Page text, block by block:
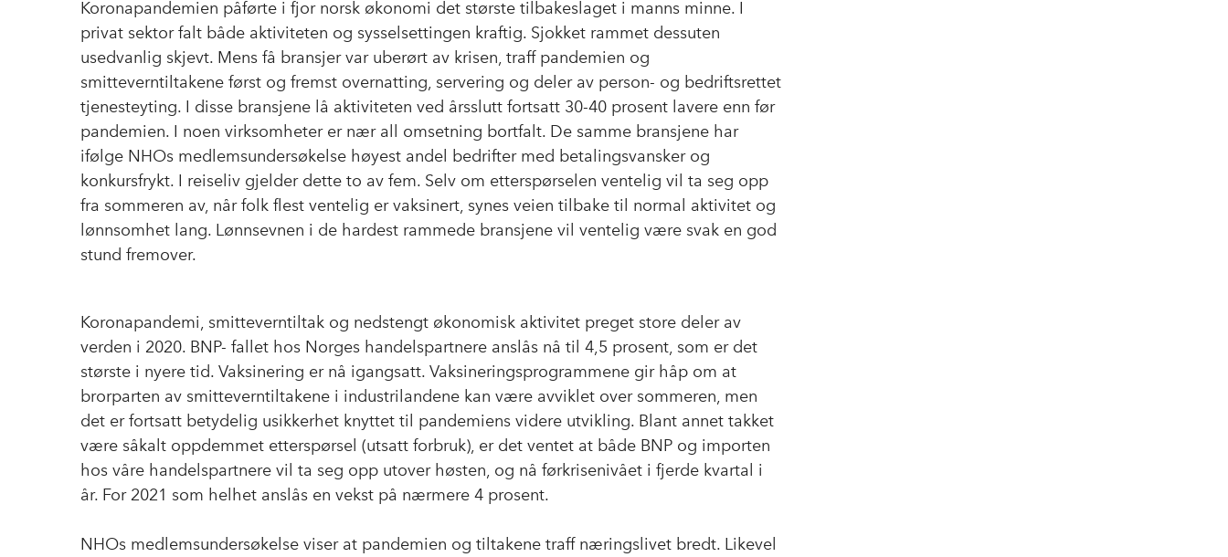
Koronapandemien påførte i fjor norsk økonomi det største tilbakeslaget i manns minne. I
privat sektor falt både aktiviteten og sysselsettingen kraftig. Sjokket rammet dessuten
usedvanlig skjevt. Mens få bransjer var uberørt av krisen, traff pandemien og
smitteverntiltakene først og fremst overnatting, servering og deler av person- og bedriftsrettet
tjenesteyting. I disse bransjene lå aktiviteten ved årsslutt fortsatt 30-40 prosent lavere enn før
pandemien. I noen virksomheter er nær all omsetning bortfalt. De samme bransjene har
ifølge NHOs medlemsundersøkelse høyest andel bedrifter med betalingsvansker og
konkursfrykt. I reiseliv gjelder dette to av fem. Selv om etterspørselen ventelig vil ta seg opp
fra sommeren av, når folk flest ventelig er vaksinert, synes veien tilbake til normal aktivitet og
lønnsomhet lang. Lønnsevnen i de hardest rammede bransjene vil ventelig være svak en god
stund fremover.
Koronapandemi, smitteverntiltak og nedstengt økonomisk aktivitet preget store deler av
verden i 2020. BNP- fallet hos Norges handelspartnere anslås nå til 4,5 prosent, som er det
største i nyere tid. Vaksinering er nå igangsatt. Vaksineringsprogrammene gir håp om at
brorparten av smitteverntiltakene i industrilandene kan være avviklet over sommeren, men
det er fortsatt betydelig usikkerhet knyttet til pandemiens videre utvikling. Blant annet takket
være såkalt oppdemmet etterspørsel (utsatt forbruk), er det ventet at både BNP og importen
hos våre handelspartnere vil ta seg opp utover høsten, og nå førkrisenivået i fjerde kvartal i
år. For 2021 som helhet anslås en vekst på nærmere 4 prosent.
NHOs medlemsundersøkelse viser at pandemien og tiltakene traff næringslivet bredt. Likevel